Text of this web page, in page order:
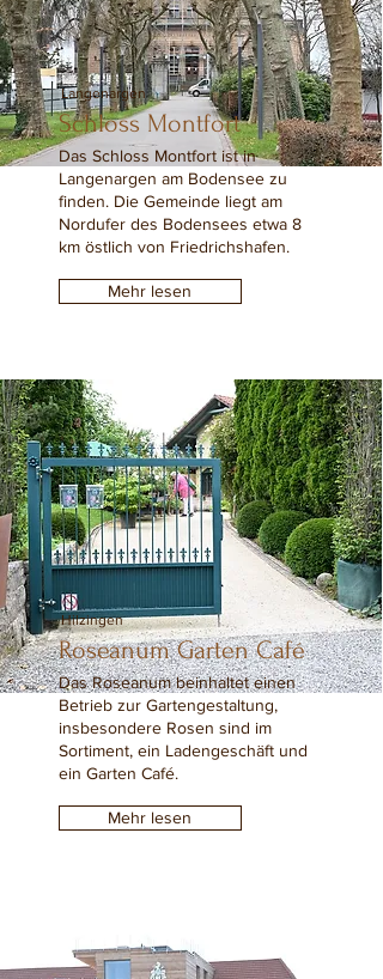
Langenargen
Schloss Montfort
Das Schloss Montfort ist in
Langenargen am Bodensee zu
finden. Die Gemeinde liegt am
Nordufer des Bodensees etwa 8
km östlich von Friedrichshafen.
Mehr lesen
Hilzingen
Roseanum Garten Café
Das Roseanum beinhaltet einen
Betrieb zur Gartengestaltung,
insbesondere Rosen sind im
Sortiment, ein Ladengeschäft und
ein Garten Café.
Mehr lesen